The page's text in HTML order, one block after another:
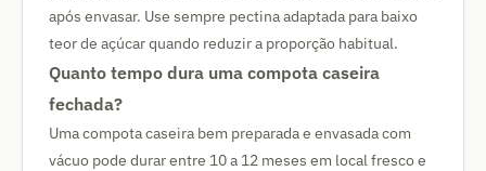
após envasar. Use sempre pectina adaptada para baixo
teor de açúcar quando reduzir a proporção habitual.
Quanto tempo dura uma compota caseira
fechada?
Uma compota caseira bem preparada e envasada com
vácuo pode durar entre 10 a 12 meses em local fresco e